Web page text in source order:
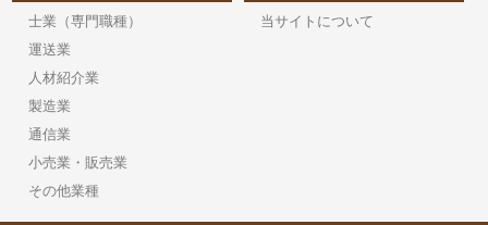
士業（専門職種）
運送業
人材紹介業
製造業
通信業
小売業・販売業
その他業種
当サイトについて